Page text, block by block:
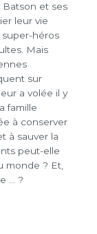
Batson et ses
leur vie
super-héros
Mais
sur
a volée il y
famille
à conserver
à sauver la
peut-elle
monde ? Et,
… ?